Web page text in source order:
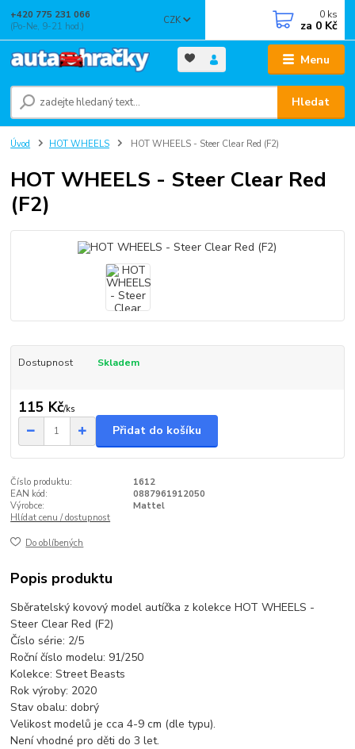
Menu
CZK
Hledat
+420 775 231 066
(Po-Ne, 9-21 hod.)
0 ks
za 0 Kč
Úvod HOT WHEELS HOT WHEELS - Steer Clear Red (F2)
HOT WHEELS - Steer Clear Red
(F2)
Dostupnost Skladem
115 Kč/ks
Přidat do košíku
Číslo produktu:
1612
EAN kód:
0887961912050
Výrobce:
Mattel
Hlídat cenu / dostupnost
Do oblíbených
Popis produktu
Sběratelský kovový model autíčka z kolekce HOT WHEELS -
Steer Clear Red (F2)
Číslo série: 2/5
Roční číslo modelu: 91/250
Kolekce: Street Beasts
Rok výroby: 2020
Stav obalu: dobrý
Velikost modelů je cca 4-9 cm (dle typu).
Není vhodné pro děti do 3 let.